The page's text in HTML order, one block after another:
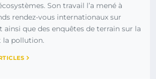
Son travail l’a mené à
rendez-vous internationaux sur
ainsi que des enquêtes de terrain sur la
la pollution.